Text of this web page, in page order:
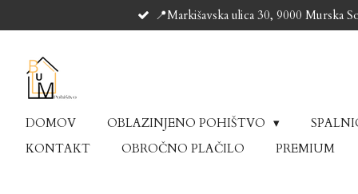
to
content
📍Markišavska ulica 30, 9000 Murska
DOMOV OBLAZINJENO POHIŠTVO
KONTAKT
OBROČNO PLAČILO PREMIUM